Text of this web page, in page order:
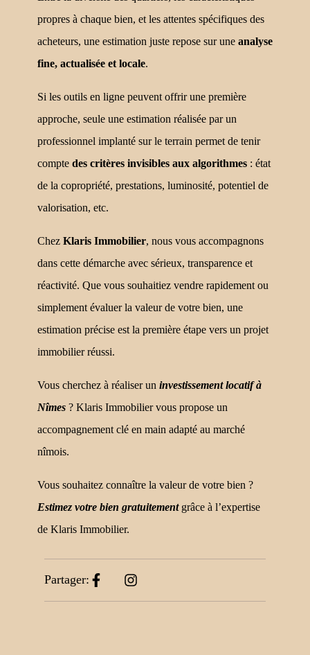
propres à chaque bien, et les attentes spécifiques des
acheteurs, une estimation juste repose sur une analyse
fine, actualisée et locale.
Si les outils en ligne peuvent offrir une première
approche, seule une estimation réalisée par un
professionnel implanté sur le terrain permet de tenir
compte des critères invisibles aux algorithmes : état
de la copropriété, prestations, luminosité, potentiel de
valorisation, etc.
Chez Klaris Immobilier, nous vous accompagnons
dans cette démarche avec sérieux, transparence et
réactivité. Que vous souhaitiez vendre rapidement ou
simplement évaluer la valeur de votre bien, une
estimation précise est la première étape vers un projet
immobilier réussi.
Vous cherchez à réaliser un investissement locatif à
Nîmes ? Klaris Immobilier vous propose un
accompagnement clé en main adapté au marché
nîmois.
Vous souhaitez connaître la valeur de votre bien ?
Estimez votre bien gratuitementgrâce à l’expertise
de Klaris Immobilier.
Partager: